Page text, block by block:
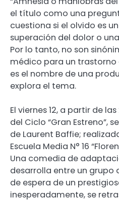
el título como una
cuestiona si el olvido es
superación del dolor o
Por lo tanto, no son
médico para un
es el nombre de una
explora el tema.
El viernes 12, a partir de
del Ciclo “Gran Estreno”,
de Laurent Baffie;
Escuela Media N° 16
Una comedia de
desarrolla entre un grupo
de espera de un
inesperadamente, se